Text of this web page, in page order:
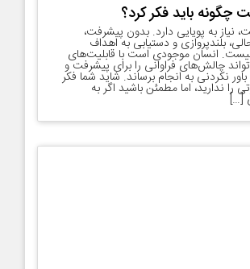
چگونه باید فکر کرد؟
نیاز به پویایی دارد. بدون پیشرفت،
بلندپروازی و دستیابی به اهداف
انسان موجودی است با قابلیت‌های
چالش‌های فراوانی را برای پیشرفت و
نکردنی به انجام برساند. شاید شما فکر
را ندارید، اما مطمئن باشید اگر به
[…]